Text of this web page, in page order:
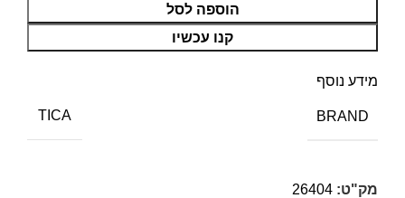
הוספה לסל
קנו עכשיו
מידע נוסף
BRAND
TICA
מק"ט: 26404